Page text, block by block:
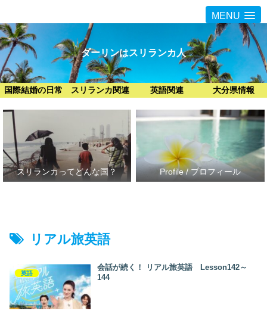
MENU
ダーリンはスリランカ人
国際結婚の日常 スリランカ関連 英語関連 大分県情報
スリランカってどんな国？ Profile / プロフィール
リアル旅英語
英語
会話が続く！ リアル旅英語 Lesson142～
144